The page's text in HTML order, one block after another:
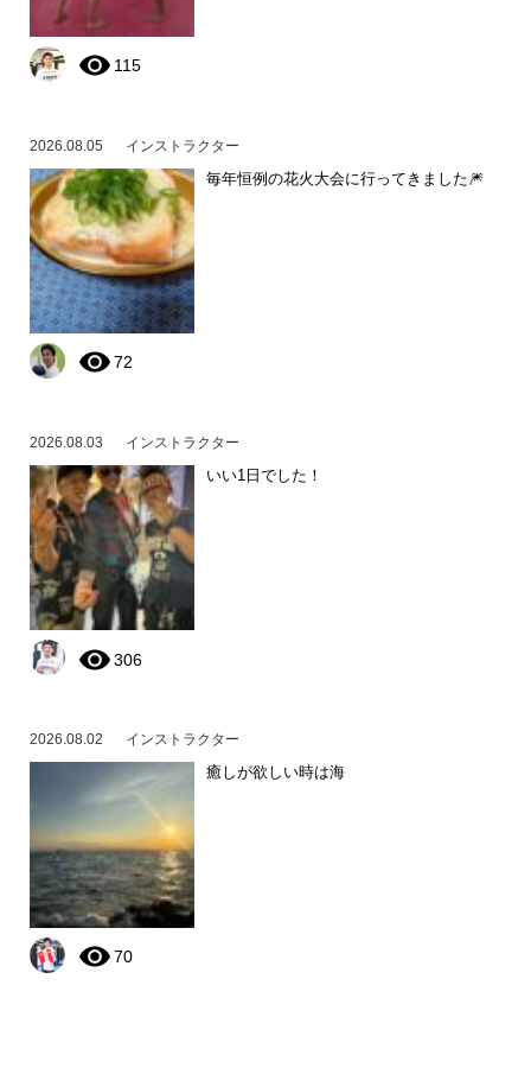
115
2026.08.05 インストラクター
毎年恒例の花火大会に行ってきました🎆
72
2026.08.03 インストラクター
いい1日でした！
306
2026.08.02 インストラクター
癒しが欲しい時は海
70